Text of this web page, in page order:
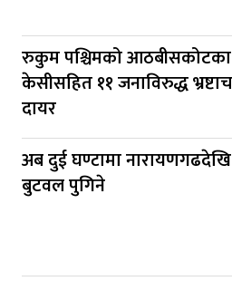
रुकुम पश्चिमको
केसीसहित ११ जनाविरुद्ध
दायर
अब दुई घण्टामा नारायणगढदेखि
बुटवल पुगिने